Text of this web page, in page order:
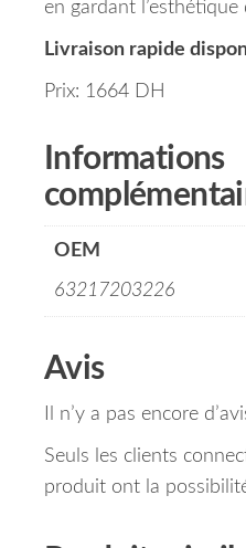
en gardant l’esthétique
Livraison rapide
Prix: 1664 DH
Informations
OEM
63217203226
Avis
Il n’y a pas encore
Seuls les clients
produit ont la